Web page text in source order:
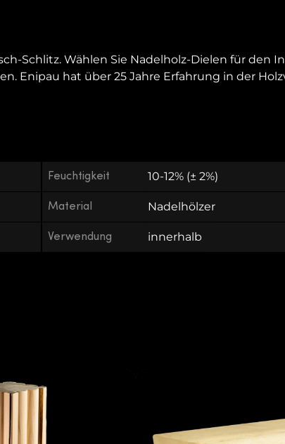
Schlitz. Wählen Sie Nadelholz-Dielen für den
Enipau hat über 25 Jahre Erfahrung in der
Feuchtigkeit 10-12% (± 2%)
Material Nadelhölzer
Verwendung innerhalb